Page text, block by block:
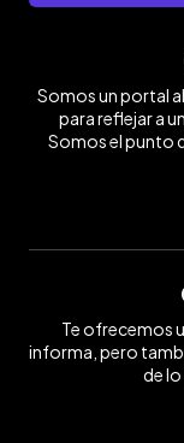
Somos un portal
para reflejar a
Somos el punto
Te ofrecemos
informa, pero
de lo